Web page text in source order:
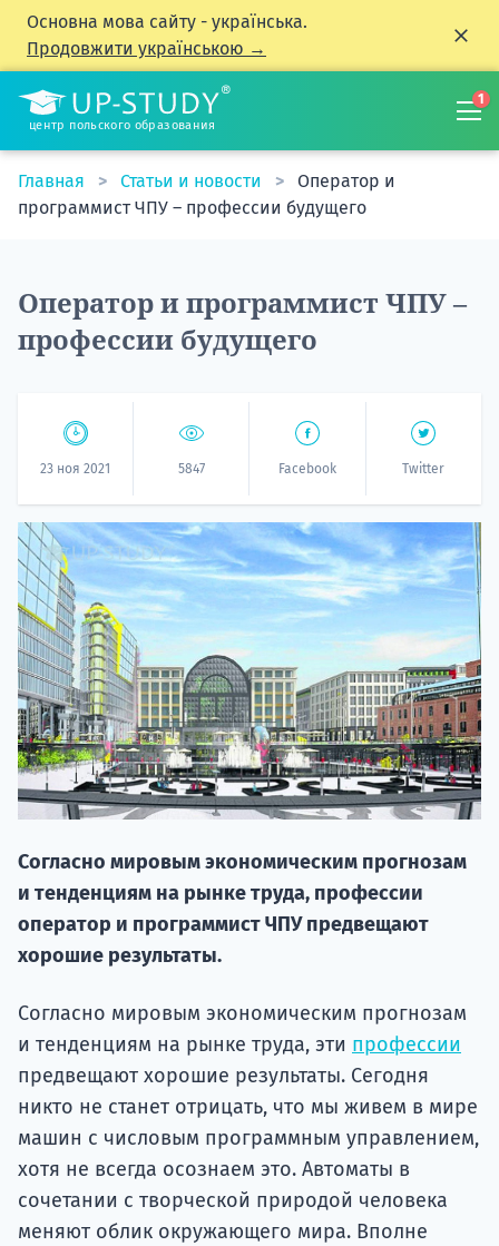
Основна мова сайту - українська.
Продовжити українською →
центр польского образования
1
Главная Статьи и новости
Оператор и
программист ЧПУ – профессии будущего
Оператор и программист ЧПУ –
профессии будущего
23 ноя 2021 5847 Facebook Twitter
Согласно мировым экономическим прогнозам
и тенденциям на рынке труда, профессии
оператор и программист ЧПУ предвещают
хорошие результаты.
Согласно мировым экономическим прогнозам
и тенденциям на рынке труда, эти профессии
предвещают хорошие результаты. Сегодня
никто не станет отрицать, что мы живем в мире
машин с числовым программным управлением,
хотя не всегда осознаем это. Автоматы в
сочетании с творческой природой человека
меняют облик окружающего мира. Вполне
20.09
НАБОР